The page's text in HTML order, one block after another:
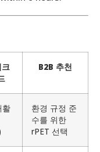
크
B2B 추천
활
환경 규정 준
수를 위한
rPET 선택